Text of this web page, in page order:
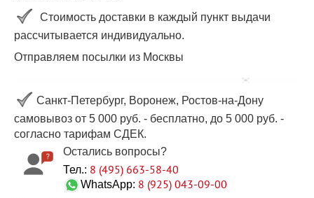
Стоимость доставки в каждый пункт выдачи
рассчитывается индивидуально.
Отправляем посылки из Москвы
Санкт-Петербург, Воронеж, Ростов-на-Дону
самовывоз от 5 000 руб. - бесплатно, до 5 000 руб. -
согласно тарифам СДЕК.
Остались вопросы?
Тел.: 8 (495) 663-58-40
WhatsApp: 8 (925) 043-09-00